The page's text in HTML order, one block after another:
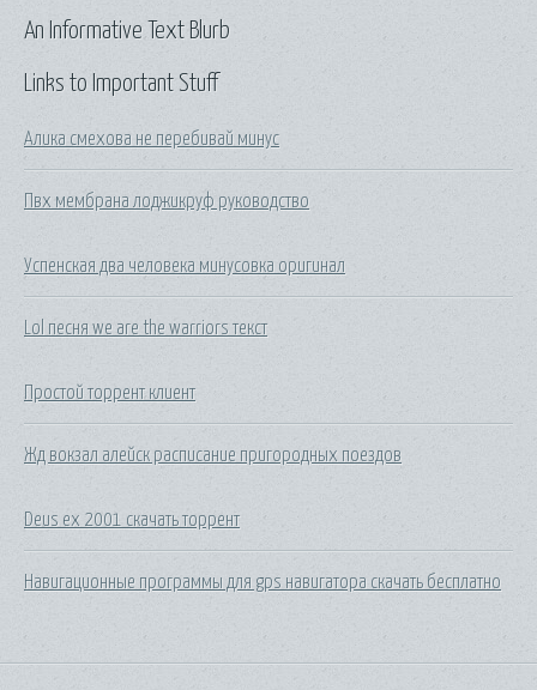
Links to Important Stuff
Алика смехова не перебивай минус
Пвх мембрана лоджикруф руководство
Успенская два человека минусовка оригинал
Lol песня we are the warriors текст
Простой торрент клиент
Жд вокзал алейск расписание пригородных поездов
Deus ex 2001 скачать торрент
Навигационные программы для gps навигатора скачать бесплатно
An Informative Text Blurb